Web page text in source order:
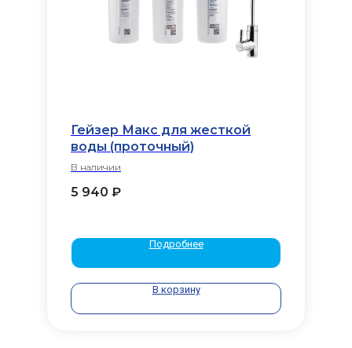
Гейзер Макс для жесткой
воды (проточный)
В наличии
5 940 ₽
Подробнее
В корзину